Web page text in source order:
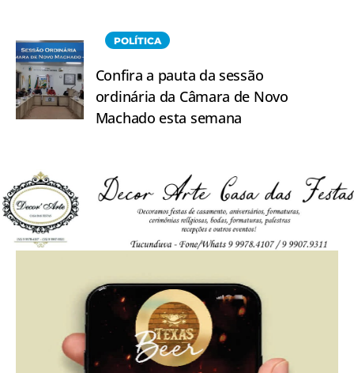
POLÍTICA
Confira a pauta da sessão
ordinária da Câmara de Novo
Machado esta semana